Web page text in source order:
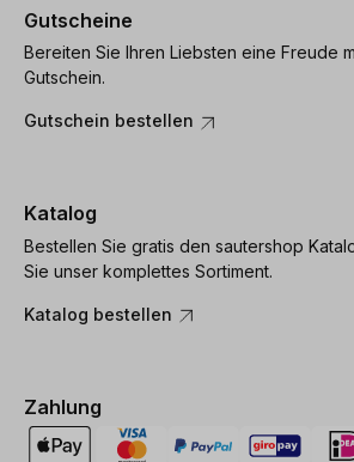
Gutscheine
Bereiten Sie Ihren Liebsten eine Freude
Gutschein.
Gutschein bestellen
Katalog
Bestellen Sie gratis den sautershop
Sie unser komplettes Sortiment.
Katalog bestellen
Zahlung